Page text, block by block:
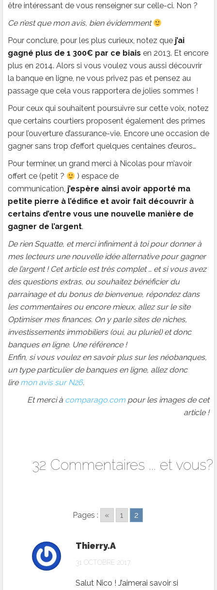
être intéressant de vous renseigner sur celle-ci. Non ?
Ce n’est que mon avis, bien évidemment
Pour conclure, pour les plus curieux, notez que j’ai
gagné plus de 1 300€ par ce biais en 2013. Et encore
plus en 2014. Alors si vous voulez vous aussi découvrir
la banque en ligne, ne vous privez pas et pensez au
passage que cela vous rapportera de jolies sommes !
Pour ceux qui souhaitent poursuivre sur cette voix, notez
que certains courtiers proposent également des primes
pour l’ouverture d’assurance-vie. Encore une occasion de
gagner sans trop d’effort quelques centaines d’euros…
Pour terminer, un grand merci à Nicolas pour m’avoir
offert ce (petit ?
) espace de
communication, j’espère ainsi avoir apporté ma
petite pierre à l’édifice et avoir fait découvrir à
certains d’entre vous une nouvelle manière de
gagner de l’argent.
De rien Squatte, et merci infiniment à toi pour donner à
mes lecteurs une nouvelle idée alternative pour gagner
de l’argent ! Cet article est très complet … et si vous avez
des questions extras, ou souhaitez bénéficier du
parrainage et du bonus de bienvenue, répondez dans
les commentaires ou encore mieux, allez sur le site
Optimiser mes finances. On y parle sites de niches,
investissements immobiliers (oui, au pluriel) et donc
banques en ligne. Une référence !
Enfin, si vous voulez en savoir plus sur les néobanques,
un type particulier de banques en ligne, allez donc
lire mon avis sur N26.
Et merci à comparago.com pour les images de cet
article !
32 Commentaires ... et vous?
Pages : « 1 2
Thierry.A
31 OCTOBRE 2017
Salut Nico ! J’aimerai savoir si